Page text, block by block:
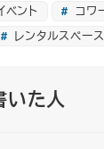
ベント
コワ
レンタルスペース
いた人